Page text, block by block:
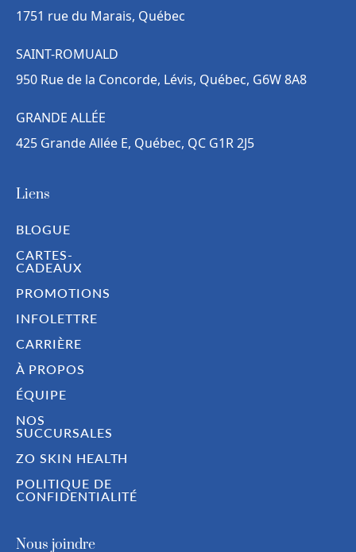
1751 rue du Marais, Québec
SAINT-ROMUALD
950 Rue de la Concorde, Lévis, Québec, G6W 8A8
GRANDE ALLÉE
425 Grande Allée E, Québec, QC G1R 2J5
Liens
BLOGUE
CARTES-
CADEAUX
PROMOTIONS
INFOLETTRE
CARRIÈRE
À PROPOS
ÉQUIPE
NOS
SUCCURSALES
ZO SKIN HEALTH
POLITIQUE DE
CONFIDENTIALITÉ
Nous joindre